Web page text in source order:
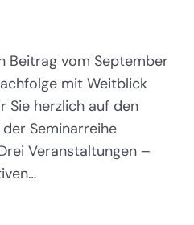
Beitrag vom September
mit Weitblick
Sie herzlich auf den
Seminarreihe
Veranstaltungen –